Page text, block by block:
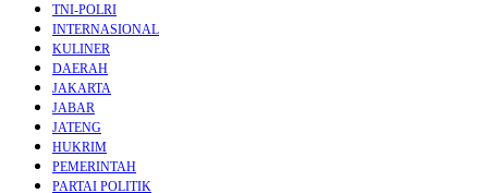
TNI-POLRI
INTERNASIONAL
KULINER
DAERAH
JAKARTA
JABAR
JATENG
HUKRIM
PEMERINTAH
PARTAI POLITIK